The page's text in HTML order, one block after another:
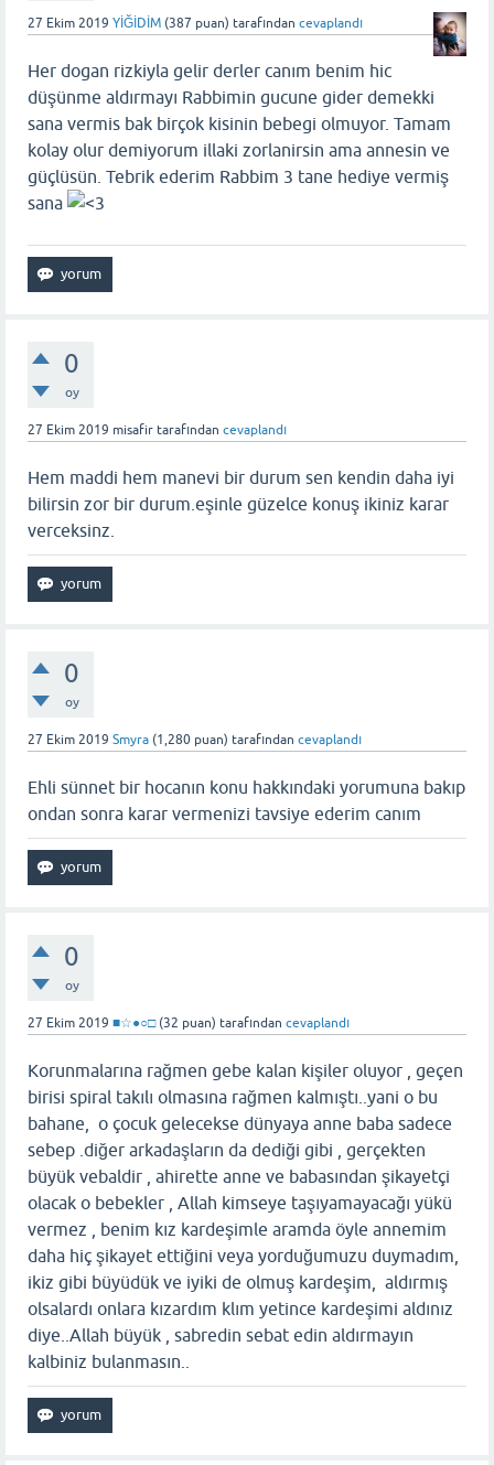
27 Ekim 2019 YİĞİDİM (387 puan) tarafından cevaplandı
Her dogan rizkiyla gelir derler canım benim hic
düşünme aldırmayı Rabbimin gucune gider demekki
sana vermis bak birçok kisinin bebegi olmuyor. Tamam
kolay olur demiyorum illaki zorlanirsin ama annesin ve
güçlüsün. Tebrik ederim Rabbim 3 tane hediye vermiş
sana
0
oy
27 Ekim 2019 misafir tarafından cevaplandı
Hem maddi hem manevi bir durum sen kendin daha iyi
bilirsin zor bir durum.eşinle güzelce konuş ikiniz karar
verceksinz.
0
oy
27 Ekim 2019 Smyra (1,280 puan) tarafından cevaplandı
Ehli sünnet bir hocanın konu hakkındaki yorumuna bakıp
ondan sonra karar vermenizi tavsiye ederim canım
0
oy
27 Ekim 2019 ■☆●○□ (32 puan) tarafından cevaplandı
Korunmalarına rağmen gebe kalan kişiler oluyor , geçen
birisi spiral takılı olmasına rağmen kalmıştı..yani o bu
bahane, o çocuk gelecekse dünyaya anne baba sadece
sebep .diğer arkadaşların da dediği gibi , gerçekten
büyük vebaldir , ahirette anne ve babasından şikayetçi
olacak o bebekler , Allah kimseye taşıyamayacağı yükü
vermez , benim kız kardeşimle aramda öyle annemim
daha hiç şikayet ettiğini veya yorduğumuzu duymadım,
ikiz gibi büyüdük ve iyiki de olmuş kardeşim, aldırmış
olsalardı onlara kızardım klım yetince kardeşimi aldınız
diye..Allah büyük , sabredin sebat edin aldırmayın
kalbiniz bulanmasın..